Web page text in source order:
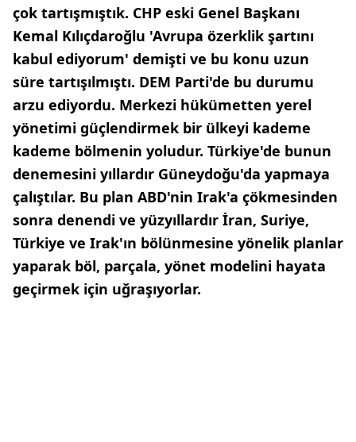
çok tartışmıştık. CHP eski Genel Başkanı
Kemal Kılıçdaroğlu 'Avrupa özerklik şartını
kabul ediyorum' demişti ve bu konu uzun
süre tartışılmıştı. DEM Parti'de bu durumu
arzu ediyordu. Merkezi hükümetten yerel
yönetimi güçlendirmek bir ülkeyi kademe
kademe bölmenin yoludur. Türkiye'de bunun
denemesini yıllardır Güneydoğu'da yapmaya
çalıştılar. Bu plan ABD'nin Irak'a çökmesinden
sonra denendi ve yüzyıllardır İran, Suriye,
Türkiye ve Irak'ın bölünmesine yönelik planlar
yaparak böl, parçala, yönet modelini hayata
geçirmek için uğraşıyorlar.